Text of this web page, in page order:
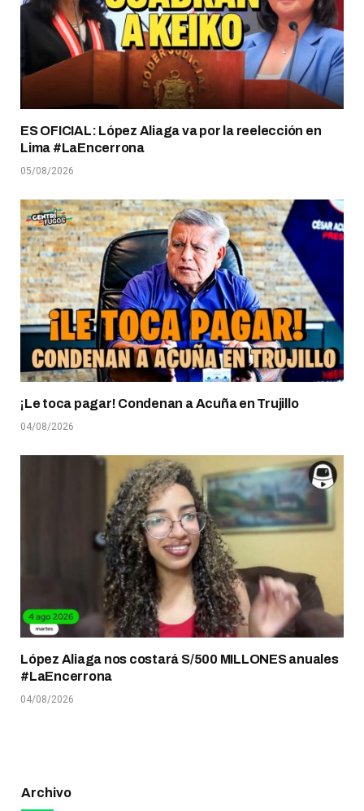
ES OFICIAL: López Aliaga va por la reelección en
Lima #LaEncerrona
05/08/2026
¡Le toca pagar! Condenan a Acuña en Trujillo
04/08/2026
López Aliaga nos costará S/500 MILLONES anuales
#LaEncerrona
04/08/2026
Archivo